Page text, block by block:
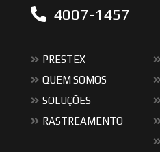
4007-1457
PRESTEX
QUEM SOMOS
SOLUÇÕES
RASTREAMENTO